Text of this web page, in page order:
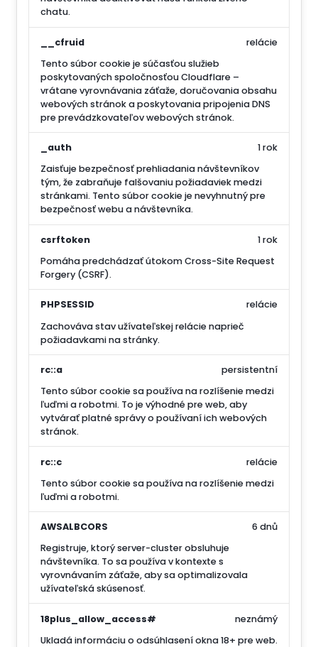
chatu.
__cfruid
Tento súbor cookie je súčasťou služieb
poskytovaných spoločnosťou Cloudflare –
vrátane vyrovnávania záťaže, doručovania obsahu
webových stránok a poskytovania pripojenia DNS
pre prevádzkovateľov webových stránok.
relácie
_auth
Zaisťuje bezpečnosť prehliadania návštevníkov
tým, že zabraňuje falšovaniu požiadaviek medzi
stránkami. Tento súbor cookie je nevyhnutný pre
bezpečnosť webu a návštevníka.
1 rok
csrftoken
Pomáha predchádzať útokom Cross-Site Request
Forgery (CSRF).
1 rok
PHPSESSID
Zachováva stav užívateľskej relácie naprieč
požiadavkami na stránky.
relácie
rc::a
Tento súbor cookie sa používa na rozlíšenie medzi
ľuďmi a robotmi. To je výhodné pre web, aby
vytvárať platné správy o používaní ich webových
stránok.
persistentní
rc::c
Tento súbor cookie sa používa na rozlíšenie medzi
ľuďmi a robotmi.
relácie
AWSALBCORS
Registruje, ktorý server-cluster obsluhuje
návštevníka. To sa používa v kontexte s
vyrovnávaním záťaže, aby sa optimalizovala
užívateľská skúsenosť.
6 dnů
18plus_allow_access#
Ukladá informáciu o odsúhlasení okna 18+ pre web.
neznámý